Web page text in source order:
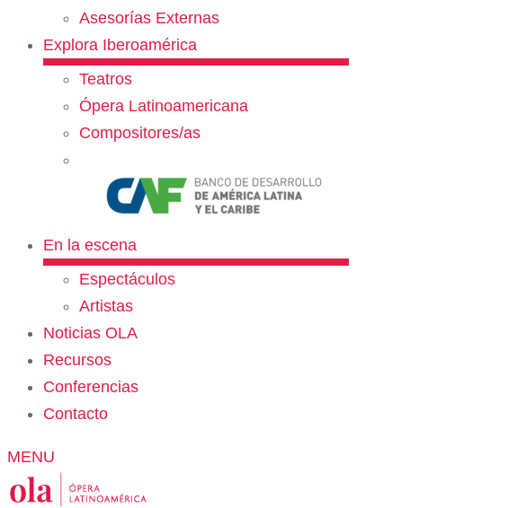
Asesorías Externas
Explora Iberoamérica
Teatros
Ópera Latinoamericana
Compositores/as
En la escena
Espectáculos
Artistas
Noticias OLA
Recursos
Conferencias
Contacto
MENU